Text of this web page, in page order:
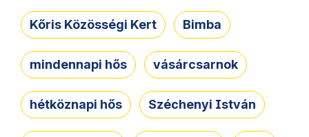
Kőris Közösségi Kert Bimba
mindennapi hős vásárcsarnok
hétköznapi hős Széchenyi István